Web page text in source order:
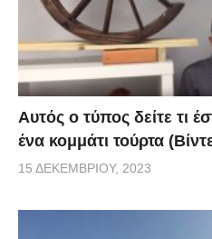
Αυτός ο τύπος δείτε τι
ένα κομμάτι τούρτα
15 ΔΕΚΕΜΒΡΊΟΥ, 2023